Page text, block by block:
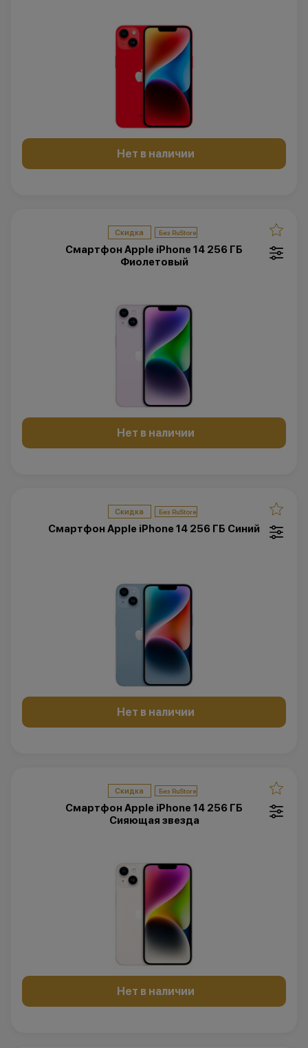
Нет в наличии
Скидка
Смартфон Apple iPhone 14 256 ГБ
Фиолетовый
Нет в наличии
Скидка
Смартфон Apple iPhone 14 256 ГБ Синий
Нет в наличии
Скидка
Смартфон Apple iPhone 14 256 ГБ
Cияющая звезда
Нет в наличии